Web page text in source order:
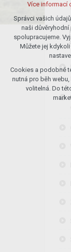
analytická
Více informací
Více informací
Správci vašich
naši důvěryhodní
spolupracujeme.
Můžete jej
Cookies a podobné
nutná pro běh
volitelná. Do